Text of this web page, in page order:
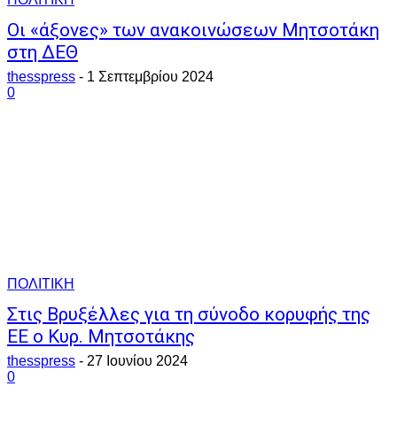
Οι «άξονες» των ανακοινώσεων Μητσοτάκη
στη ΔΕΘ
thesspress - 1 Σεπτεμβρίου 2024
0
ΠΟΛΙΤΙΚΗ
Στις Βρυξέλλες για τη σύνοδο κορυφής της
ΕΕ ο Κυρ. Μητσοτάκης
thesspress - 27 Ιουνίου 2024
0